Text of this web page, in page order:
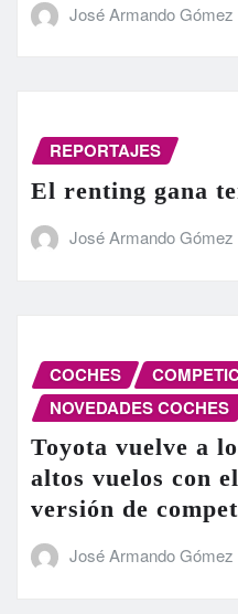
José Armando Gómez
REPORTAJES
El renting gana
José Armando Gómez
COCHES
NOVEDADES COCHES
Toyota vuelve a
altos vuelos con
versión de
José Armando Gómez